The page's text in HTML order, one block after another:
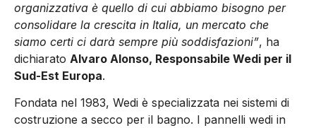
organizzativa è quello di cui abbiamo bisogno per
consolidare la crescita in Italia, un mercato che
siamo certi ci darà sempre più soddisfazioni”, ha
dichiarato Alvaro Alonso, Responsabile Wedi per il
Sud-Est Europa.
Fondata nel 1983, Wedi è specializzata nei sistemi di
costruzione a secco per il bagno. I pannelli wedi in